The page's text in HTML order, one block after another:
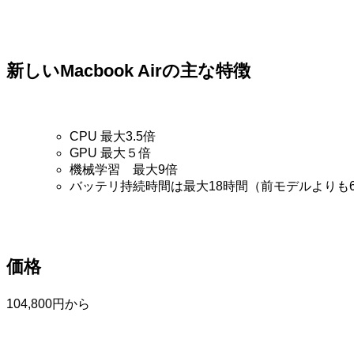
新しいMacbook Airの主な特徴
CPU 最大3.5倍
GPU 最大５倍
機械学習 最大9倍
バッテリ持続時間は最大18時間（前モデルよりも6
価格
104,800円から